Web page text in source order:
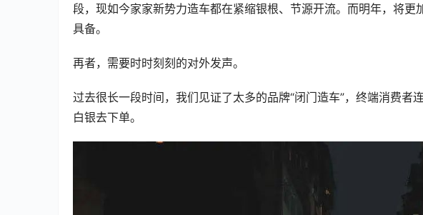
段，现如今家家新势力造车都在紧缩银根、节源开流。而明年，将
具备。
再者，需要时时刻刻的对外发声。
过去很长一段时间，我们见证了太多的品牌“闭门造车”，终端消费者
白银去下单。